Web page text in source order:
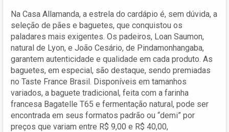
Na Casa Allamanda, a estrela do cardápio é, sem dúvida, a
seleção de pães e baguetes, que conquistou os
paladares mais exigentes. Os padeiros, Loan Saumon,
natural de Lyon, e João Cesário, de Pindamonhangaba,
garantem autenticidade e qualidade em cada produto. As
baguetes, em especial, são destaque, sendo premiadas
no Taste France Brasil. Disponíveis em tamanhos
variados, a baguete tradicional, feita com a farinha
francesa Bagatelle T65 e fermentação natural, pode ser
encontrada em seus formatos padrão ou “demi” por
preços que variam entre R$ 9,00 e R$ 40,00,